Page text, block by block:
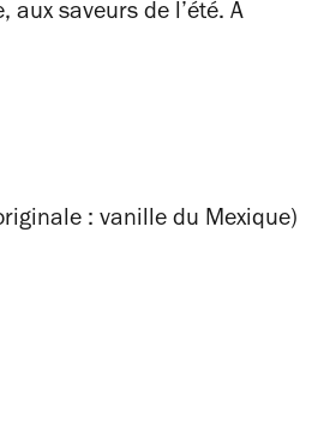
saveurs de l’été. A
: vanille du Mexique)